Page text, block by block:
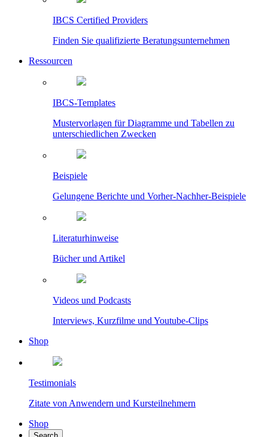
IBCS Certified Providers
Finden Sie qualifizierte Beratungsunternehmen
Ressourcen
IBCS-Templates
Mustervorlagen für Diagramme und Tabellen zu
unterschiedlichen Zwecken
Beispiele
Gelungene Berichte und Vorher-Nachher-Beispiele
Literaturhinweise
Bücher und Artikel
Videos und Podcasts
Interviews, Kurzfilme und Youtube-Clips
Shop
Testimonials
Zitate von Anwendern und Kursteilnehmern
Shop